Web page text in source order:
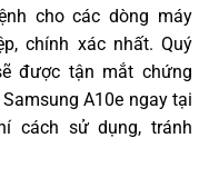
cho các dòng máy
chính xác nhất. Quý
được tận mắt chứng
A10e ngay tại
cách sử dụng, tránh